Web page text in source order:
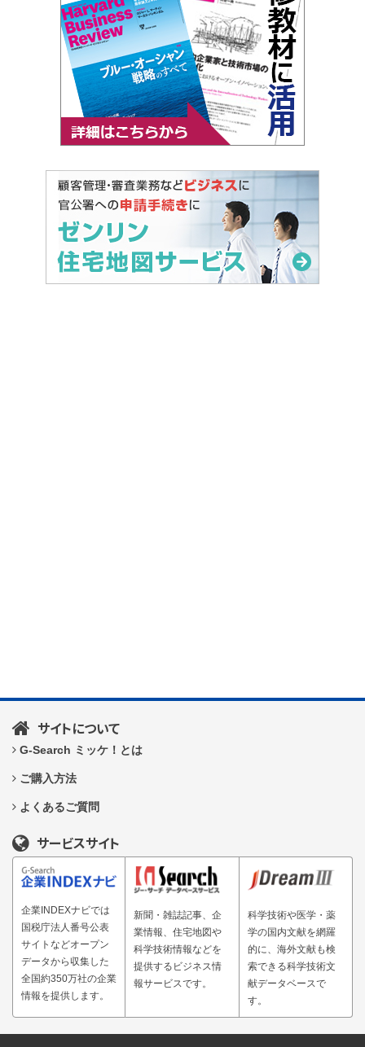
サイトについて
G-Search ミッケ！とは
ご購入方法
よくあるご質問
サービスサイト
企業INDEXナビでは
国税庁法人番号公表
サイトなどオープン
データから収集した
全国約350万社の企業
情報を提供します。
新聞・雑誌記事、企
業情報、住宅地図や
科学技術情報などを
提供するビジネス情
報サービスです。
科学技術や医学・薬
学の国内文献を網羅
的に、海外文献も検
索できる科学技術文
献データベースで
す。